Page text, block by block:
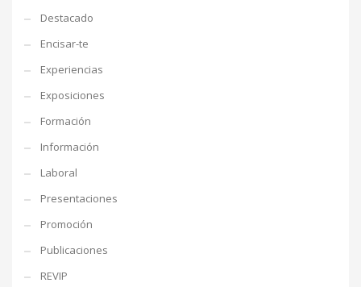
Destacado
Encisar-te
Experiencias
Exposiciones
Formación
Información
Laboral
Presentaciones
Promoción
Publicaciones
REVIP